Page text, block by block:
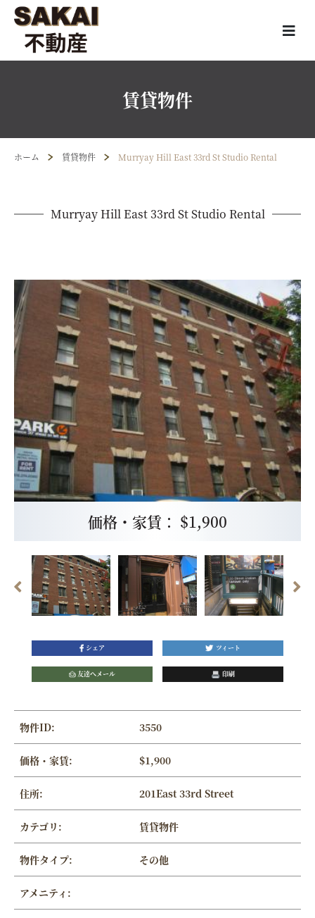
賃貸物件
ホーム 賃貸物件 Murryay Hill East 33rd St Studio Rental
Murryay Hill East 33rd St Studio Rental
価格・家賃： $1,900
シェア ツィート
友達へメール 印刷
物件ID: 3550
価格・家賃: $1,900
住所: 201East 33rd Street
カテゴリ: 賃貸物件
物件タイプ: その他
アメニティ: